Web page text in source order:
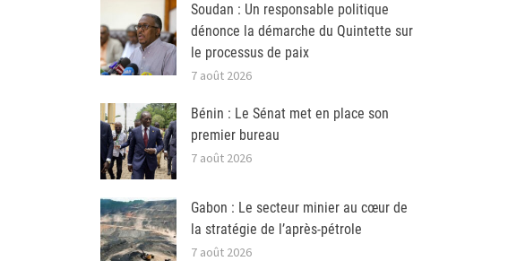
Soudan : Un responsable politique
dénonce la démarche du Quintette sur
le processus de paix
7 août 2026
Bénin : Le Sénat met en place son
premier bureau
7 août 2026
Gabon : Le secteur minier au cœur de
la stratégie de l’après-pétrole
7 août 2026